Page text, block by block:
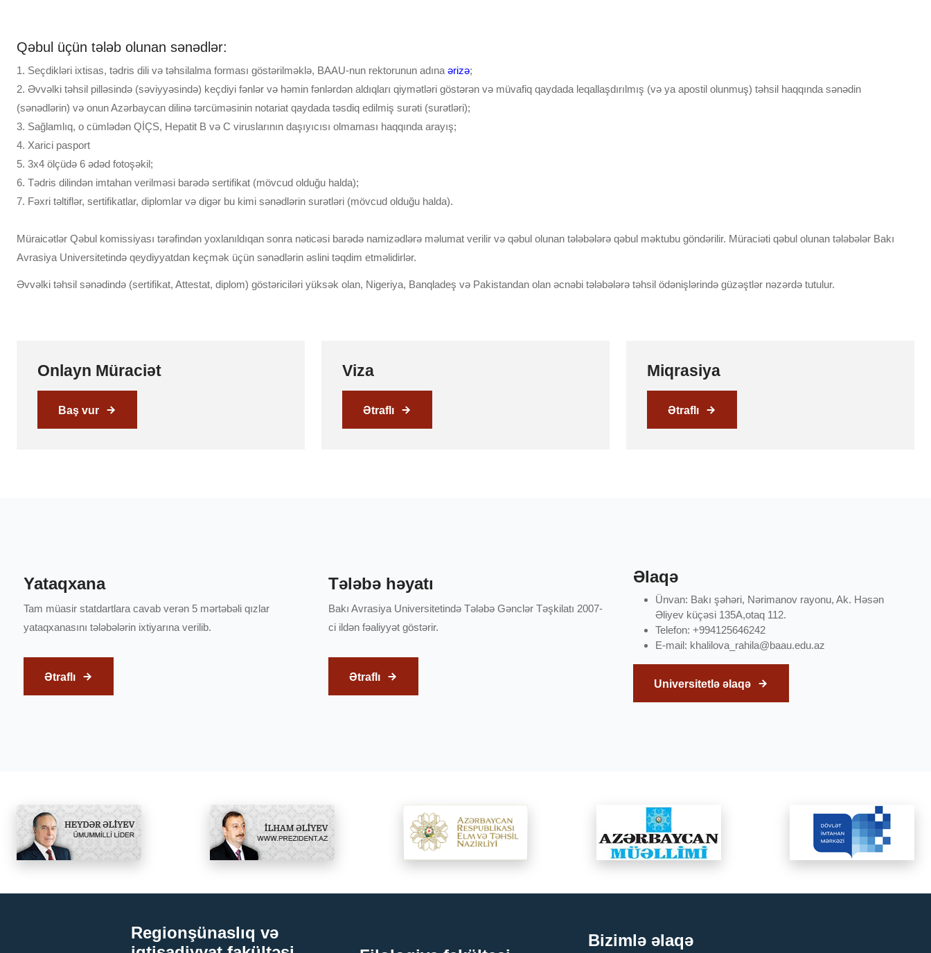
Qəbul üçün tələb olunan sənədlər:
1. Seçdikləri ixtisas, tədris dili və təhsilalma forması göstərilməklə, BAAU-nun rektorunun adınaərizə;
2. Əvvəlki təhsil pilləsində (səviyyəsində) keçdiyi fənlər və həmin fənlərdən aldıqları qiymətləri göstərən və müvafiq qaydada leqallaşdırılmış (və ya apostil olunmuş) təhsil haqqında sənədin
(sənədlərin) və onun Azərbaycan dilinə tərcüməsinin notariat qaydada təsdiq edilmiş surəti (surətləri);
3. Sağlamlıq, o cümlədən QİÇS, Hepatit B və C viruslarının daşıyıcısı olmaması haqqında arayış;
4. Xarici pasport
5. 3x4 ölçüdə 6 ədəd fotoşəkil;
6. Tədris dilindən imtahan verilməsi barədə sertifikat (mövcud olduğu halda);
7. Fəxri təltiflər, sertifikatlar, diplomlar və digər bu kimi sənədlərin surətləri (mövcud olduğu halda).
Müraicətlər Qəbul komissiyası tərəfindən yoxlanıldıqan sonra nəticəsi barədə namizədlərə məlumat verilir və qəbul olunan tələbələrə qəbul məktubu göndərilir. Müraciəti qəbul olunan tələbələr Bakı
Avrasiya Universitetində qeydiyyatdan keçmək üçün sənədlərin əslini təqdim etməlidirlər.
Əvvəlki təhsil sənədində (sertifikat, Attestat, diplom) göstəriciləri yüksək olan, Nigeriya, Banqladeş və Pakistandan olan əcnəbi tələbələrə təhsil ödənişlərində güzəştlər nəzərdə tutulur.
Onlayn Müraciət
Baş vur
Viza
Ətraflı
Miqrasiya
Ətraflı
Yataqxana
Tam müasir statdartlara cavab verən 5 mərtəbəli qızlar
yataqxanasını tələbələrin ixtiyarına verilib.
Ətraflı
Tələbə həyatı
Bakı Avrasiya Universitetində Tələbə Gənclər Təşkilatı 2007-
ci ildən fəaliyyət göstərir.
Ətraflı
Əlaqə
Ünvan: Bakı şəhəri, Nərimanov rayonu, Ak. Həsən
Əliyev küçəsi 135A,otaq 112.
Telefon: +994125646242
E-mail: khalilova_rahila@baau.edu.az
Universitetlə əlaqə
Regionşünaslıq və
Bizimlə əlaqə